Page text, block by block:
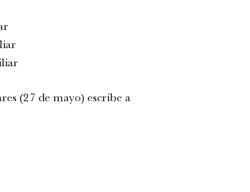
(27 de mayo) escribe a